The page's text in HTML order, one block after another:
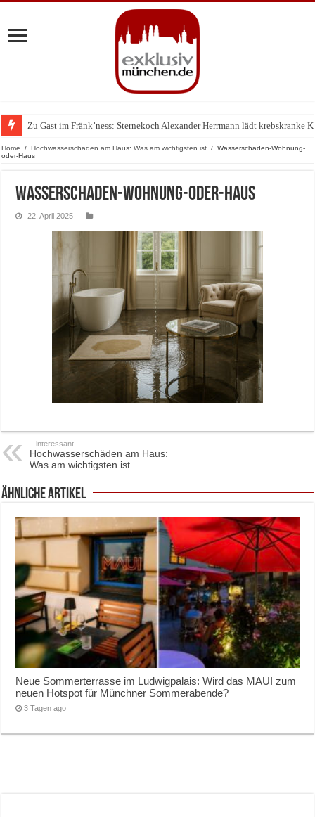
Zu Gast im Fränk’ness: Sternekoch Alexander Herrmann lädt krebskranke
Warum München gerade zum Treffpunkt der Lingerie-Branche wurde
Home / Hochwasserschäden am Haus: Was am wichtigsten ist / Wasserschaden-Wohnung-
oder-Haus
Wasserschaden-Wohnung-oder-Haus
22. April 2025
.. interessant
Hochwasserschäden am Haus:
Was am wichtigsten ist
ähnliche Artikel
Neue Sommerterrasse im Ludwigpalais: Wird das MAUI zum
neuen Hotspot für Münchner Sommerabende?
3 Tagen ago